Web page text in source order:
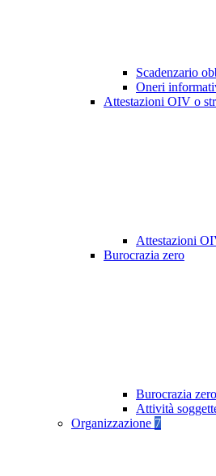
Scadenzario
Oneri
Attestazioni OIV o
Attestazioni
Burocrazia zero
Burocrazia zero
Attività
Organizzazione 7